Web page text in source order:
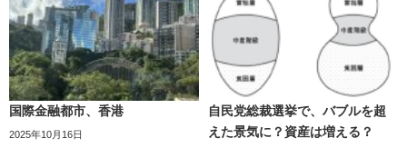
国際金融都市、香港
2025年10月16日
自民党総裁選挙で、バブルを超
えた景気に？資産は増える？